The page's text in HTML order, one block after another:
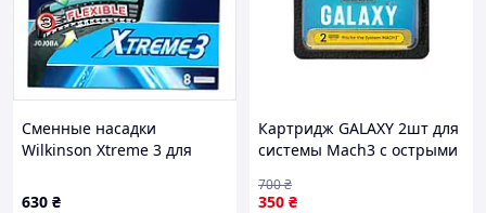
Сменные насадки
Wilkinson Xtreme 3 для
18910HC74K
630 ₴
Картридж GALAXY 2шт для
системы Mach3 с острыми
безопасного бритья
350 ₴
700₴